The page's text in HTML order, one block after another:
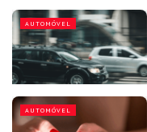
AUTOMÓVEL
AUTOMÓVEL